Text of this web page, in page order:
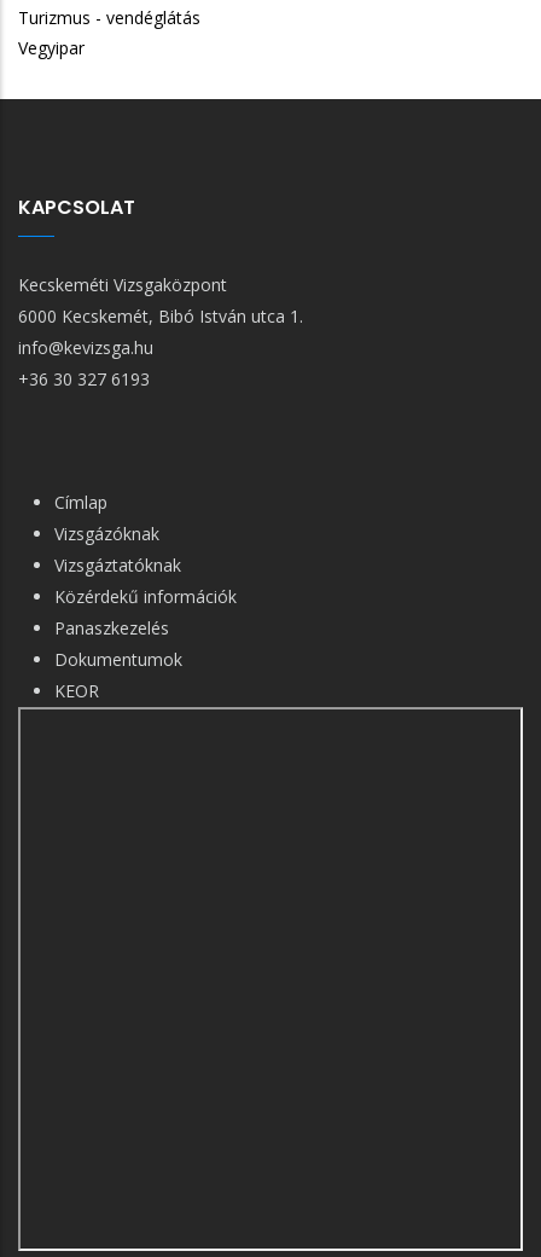
Turizmus - vendéglátás
Vegyipar
KAPCSOLAT
Kecskeméti Vizsgaközpont
6000 Kecskemét, Bibó István utca 1.
info@kevizsga.hu
+36 30 327 6193
FŐ
NAVIGÁCIÓ
Címlap
Vizsgázóknak
Vizsgáztatóknak
Közérdekű információk
Panaszkezelés
Dokumentumok
KEOR